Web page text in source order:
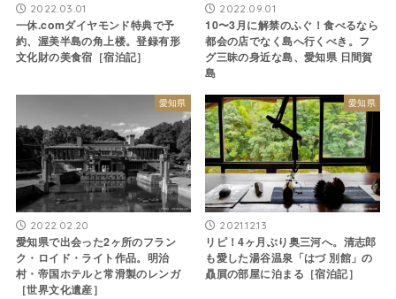
2022.03.01
一休.comダイヤモンド特典で予
約、渥美半島の角上楼。登録有形
文化財の美食宿［宿泊記］
2022.09.01
10〜3月に解禁のふぐ！食べるなら
都会の店でなく島へ行くべき。フ
グ三昧の身近な島、愛知県 日間賀
島
愛知県
2022.02.20
愛知県で出会った2ヶ所のフラン
ク・ロイド・ライト作品。明治
村・帝国ホテルと常滑製のレンガ
［世界文化遺産］
愛知県
2021.12.13
リピ！4ヶ月ぶり奥三河へ。清志郎
も愛した湯谷温泉「はづ 別館」の
贔屓の部屋に泊まる［宿泊記］